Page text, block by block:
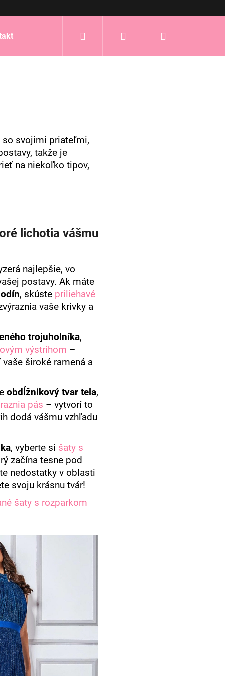
Prihlásenie
so svojimi priateľmi,
takže je
na niekoľko tipov,
lichotia vášmu
najlepšie, vo
postavy. Ak máte
, skúste priliehavé
vaše krivky a
trojuholníka,
výstrihom –
široké ramená a
obdĺžnikový tvar tela,
pás – vytvorí to
dodá vášmu vzhľadu
, vyberte si šaty s
začína tesne pod
nedostatky v oblasti
svoju krásnu tvár!
šaty s rozparkom